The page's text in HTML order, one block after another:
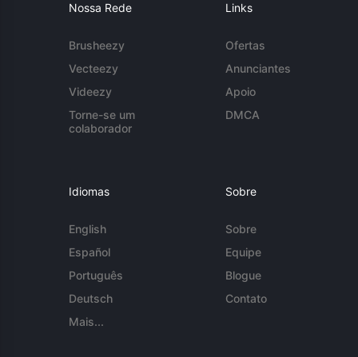
Nossa Rede
Brusheezy
Vecteezy
Videezy
Torne-se um
colaborador
Links
Ofertas
Anunciantes
Apoio
DMCA
Idiomas
English
Español
Português
Deutsch
Mais...
Sobre
Sobre
Equipe
Blogue
Contato